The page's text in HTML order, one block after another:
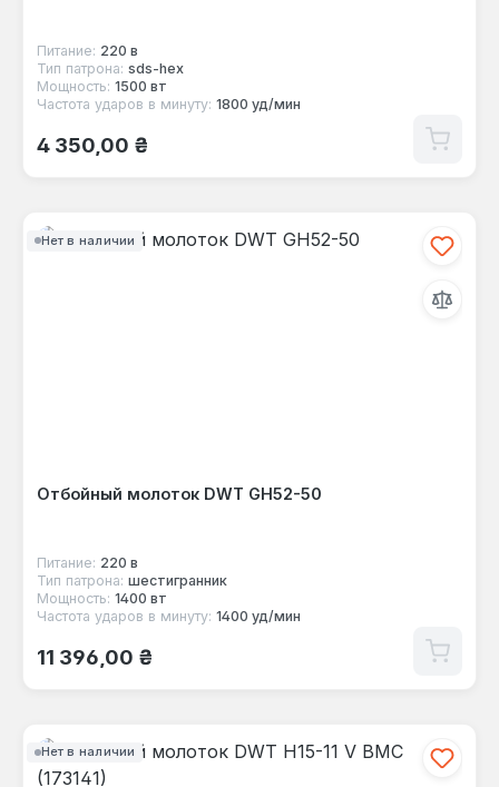
Питание: 220 в
Тип патрона: sds-hex
Мощность: 1500 вт
Частота ударов в минуту: 1800 уд/мин
Обычная цена:
4 350,00 ₴
Нет в наличии
Отбойный молоток DWT GH52-50
Питание: 220 в
Тип патрона: шестигранник
Мощность: 1400 вт
Частота ударов в минуту: 1400 уд/мин
Обычная цена:
11 396,00 ₴
Нет в наличии